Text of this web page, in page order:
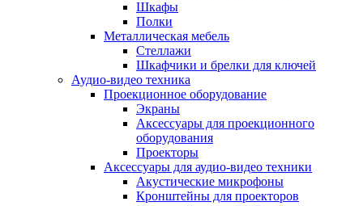
Шкафы
Полки
Металлическая мебель
Стеллажи
Шкафчики и брелки для ключей
Аудио-видео техника
Проекционное оборудование
Экраны
Аксессуары для проекционного
оборудования
Проекторы
Аксессуары для аудио-видео техники
Акустические микрофоны
Кронштейны для проекторов